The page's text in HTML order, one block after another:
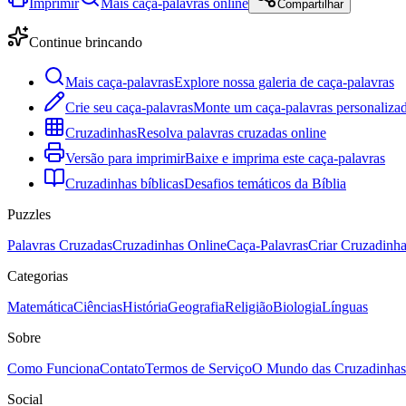
Compartilhar
Continue brincando
Mais caça-palavrasExplore nossa galeria de caça-palavras
Crie seu caça-palavrasMonte um caça-palavras
CruzadinhasResolva palavras cruzadas online
Versão para imprimirBaixe e imprima este caça-palavras
Cruzadinhas bíblicasDesafios temáticos da Bíblia
Puzzles
Palavras CruzadasCruzadinhas OnlineCaça-PalavrasCriar Cruzadinha
Categorias
MatemáticaCiênciasHistóriaGeografiaReligiãoBiologiaLínguas
Sobre
Como FuncionaContatoTermos de ServiçoO Mundo das Cruzadinhas
Social